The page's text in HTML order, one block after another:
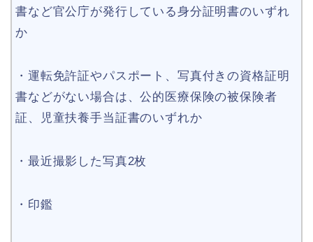
書など官公庁が発行している身分証明書のいずれ
か
・運転免許証やパスポート、写真付きの資格証明
書などがない場合は、公的医療保険の被保険者
証、児童扶養手当証書のいずれか
・最近撮影した写真2枚
・印鑑